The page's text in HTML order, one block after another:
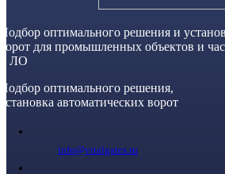
Подбор оптимального решения и
ворот для промышленных объектов и
и ЛО
Подбор оптимального решения,
установка автоматических ворот
info@vitalgates.ru